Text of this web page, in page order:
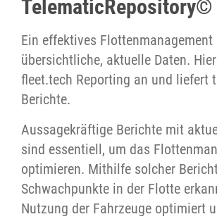
TelematicRepository©
Ein effektives
übersichtliche, aktuelle Daten.
fleet.tech Reporting an und liefert
Berichte.
Aussagekräftige Berichte mit
sind essentiell, um das
optimieren. Mithilfe solcher
Schwachpunkte in der Flotte
Nutzung der Fahrzeuge optimiert